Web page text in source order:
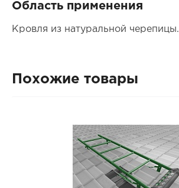
Область применения
Кровля из натуральной черепицы.
Похожие товары